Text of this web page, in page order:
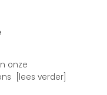
onze
[lees verder]